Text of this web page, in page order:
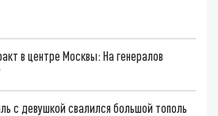
в центре Москвы: На генералов
с девушкой свалился большой тополь